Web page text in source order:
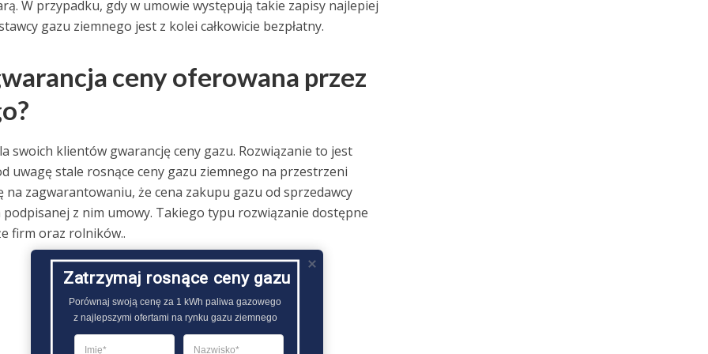
W przypadku, gdy w umowie występują takie zapisy najlepiej
gazu ziemnego jest z kolei całkowicie bezpłatny.
ceny oferowana przez
swoich klientów gwarancję ceny gazu. Rozwiązanie to jest
uwagę stale rosnące ceny gazu ziemnego na przestrzeni
zagwarantowaniu, że cena zakupu gazu od sprzedawcy
z nim umowy. Takiego typu rozwiązanie dostępne
firm oraz rolników..
Zatrzymaj rosnące ceny gazu
Porównaj swoją cenę za 1 kWh paliwa gazowego
z najlepszymi ofertami na rynku gazu ziemnego